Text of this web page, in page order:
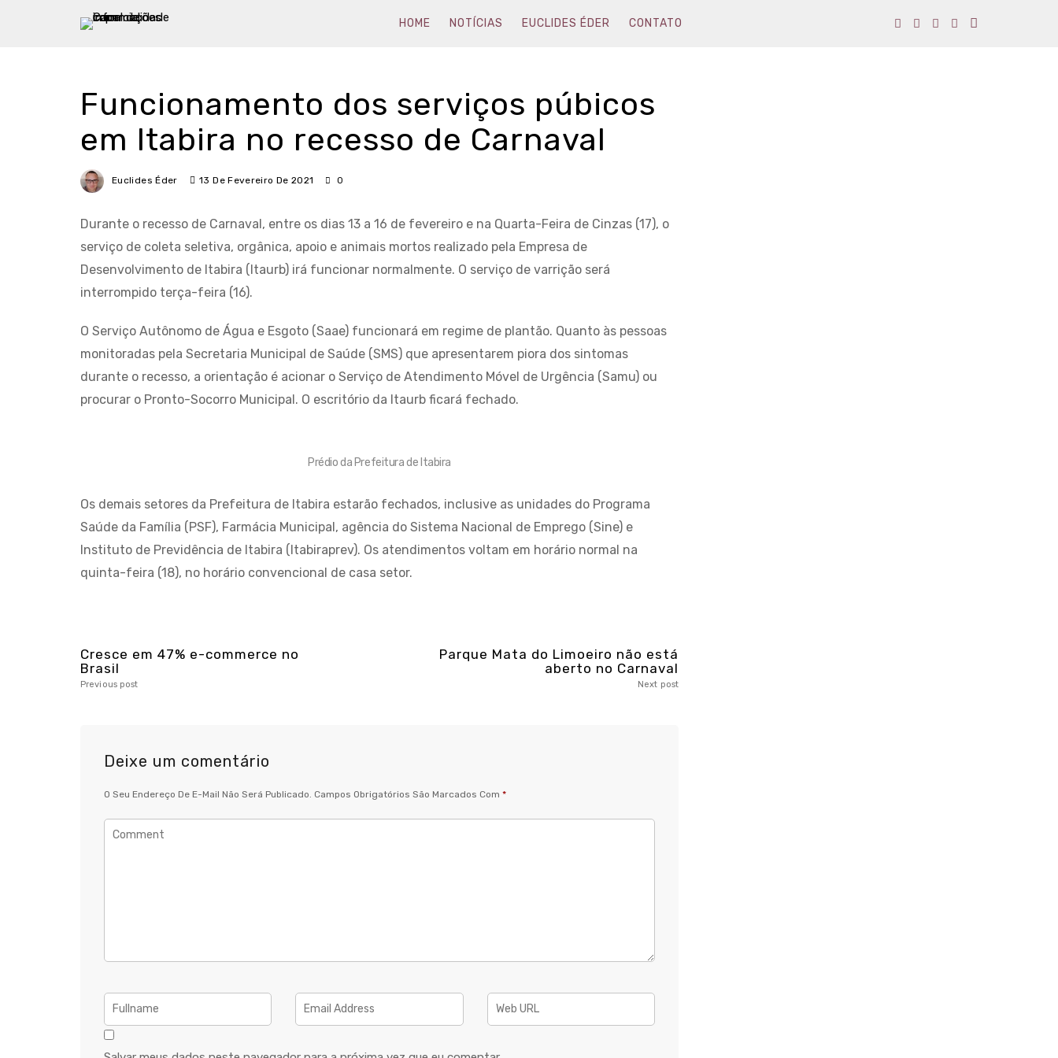
HOME NOTÍCIAS EUCLIDES ÉDER CONTATO
Funcionamento dos serviços púbicos
em Itabira no recesso de Carnaval
Euclides Éder 13 De Fevereiro De 2021 0
Durante o recesso de Carnaval, entre os dias 13 a 16 de fevereiro e na Quarta-Feira de Cinzas (17), o
serviço de coleta seletiva, orgânica, apoio e animais mortos realizado pela Empresa de
Desenvolvimento de Itabira (Itaurb) irá funcionar normalmente. O serviço de varrição será
interrompido terça-feira (16).
O Serviço Autônomo de Água e Esgoto (Saae) funcionará em regime de plantão. Quanto às pessoas
monitoradas pela Secretaria Municipal de Saúde (SMS) que apresentarem piora dos sintomas
durante o recesso, a orientação é acionar o Serviço de Atendimento Móvel de Urgência (Samu) ou
procurar o Pronto-Socorro Municipal. O escritório da Itaurb ficará fechado.
Prédio da Prefeitura de Itabira
Os demais setores da Prefeitura de Itabira estarão fechados, inclusive as unidades do Programa
Saúde da Família (PSF), Farmácia Municipal, agência do Sistema Nacional de Emprego (Sine) e
Instituto de Previdência de Itabira (Itabiraprev). Os atendimentos voltam em horário normal na
quinta-feira (18), no horário convencional de casa setor.
Cresce em 47% e-commerce no
Brasil
Previous post
Parque Mata do Limoeiro não está
aberto no Carnaval
Next post
Deixe um comentário
O Seu Endereço De E-Mail Não Será Publicado. Campos Obrigatórios São Marcados Com *